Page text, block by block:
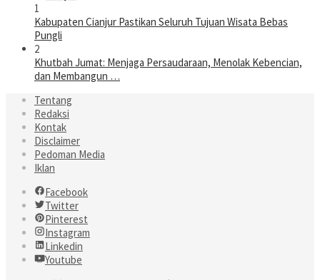
1
Kabupaten Cianjur Pastikan Seluruh Tujuan Wisata Bebas
Pungli
2
Khutbah Jumat: Menjaga Persaudaraan, Menolak Kebencian,
dan Membangun …
Tentang
Redaksi
Kontak
Disclaimer
Pedoman Media
Iklan
Facebook
Twitter
Pinterest
Instagram
Linkedin
Youtube